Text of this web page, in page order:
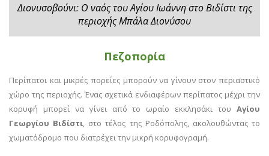
Διονυσοβούνι: Ο ναός του Αγίου Ιωάννη στο Βιδίστι της
περιοχής Μπάλα Διονύσου
Πεζοπορία
Περίπατοι και μικρές πορείες μπορούν να γίνουν στον περιαστικό
χώρο της περιοχής. Ένας σχετικά ενδιαφέρων περίπατος μέχρι την
κορυφή μπορεί να γίνει από το ωραίο εκκλησάκι του Αγίου
Γεωργίου Βιδίστι, στο τέλος της Ροδόπολης, ακολουθώντας το
χωματόδρομο που διατρέχει την μικρή κορυφογραμή.